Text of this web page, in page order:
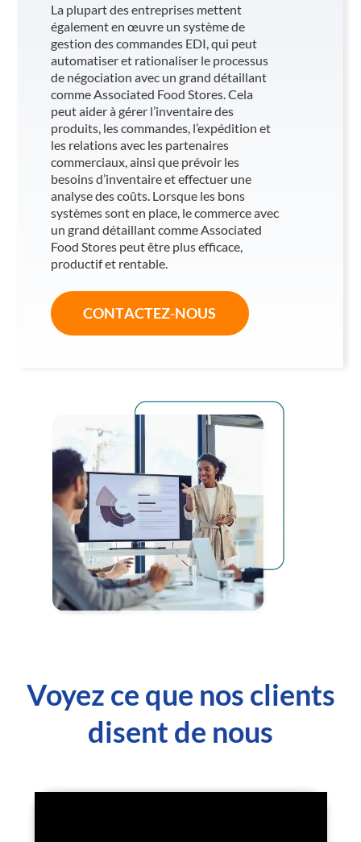
La plupart des entreprises mettent
également en œuvre un système de
gestion des commandes EDI, qui peut
automatiser et rationaliser le processus
de négociation avec un grand détaillant
comme Associated Food Stores. Cela
peut aider à gérer l’inventaire des
produits, les commandes, l’expédition et
les relations avec les partenaires
commerciaux, ainsi que prévoir les
besoins d’inventaire et effectuer une
analyse des coûts. Lorsque les bons
systèmes sont en place, le commerce avec
un grand détaillant comme Associated
Food Stores peut être plus efficace,
productif et rentable.
CONTACTEZ-NOUS
Voyez ce que nos clients
disent de nous